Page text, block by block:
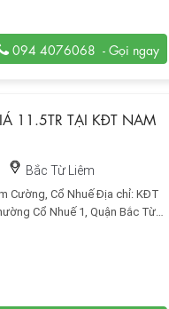
094 4076068
11.5TR TẠI KĐT NAM
Bắc Từ Liêm
Cường, Cổ Nhuế Địa chỉ: KĐT
Cổ Nhuế 1, Quận Bắc Từ